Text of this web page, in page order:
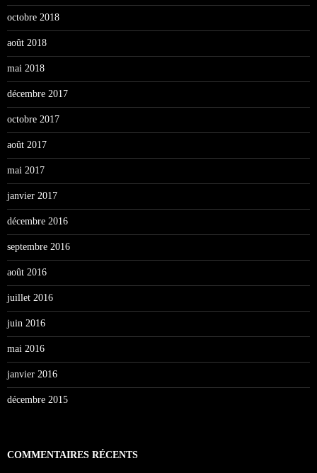
octobre 2018
août 2018
mai 2018
décembre 2017
octobre 2017
août 2017
mai 2017
janvier 2017
décembre 2016
septembre 2016
août 2016
juillet 2016
juin 2016
mai 2016
janvier 2016
décembre 2015
COMMENTAIRES RÉCENTS